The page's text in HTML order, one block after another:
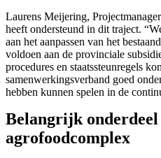
Laurens Meijering,
heeft ondersteund in dit traject.
aan het aanpassen van het
voldoen aan de provinciale
procedures en staatssteunregels
samenwerkingsverband goed
hebben kunnen spelen in de
Belangrijk onderdeel
agrofoodcomplex